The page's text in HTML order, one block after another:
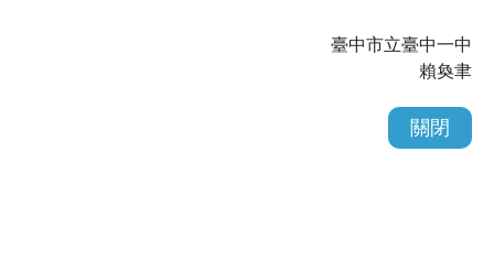
臺中市立臺中一中
賴奐聿
關閉